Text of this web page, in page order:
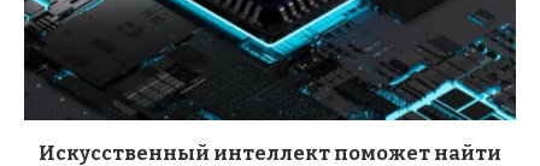
Искусственный интеллект поможет найти